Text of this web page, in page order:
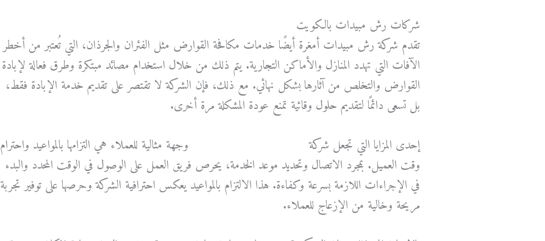
شركات رش مبيدات بالكويت
تقدم شركة رش مبيدات أمغرة أيضًا خدمات مكافحة القوارض مثل الفئران والجرذان، التي تُعتبر من أخطر
الآفات التي تهدد المنازل والأماكن التجارية. يتم ذلك من خلال استخدام مصائد مبتكرة وطرق فعالة لإبادة
القوارض والتخلص من آثارها بشكل نهائي. مع ذلك، فإن الشركة لا تقتصر على تقديم خدمة الإبادة فقط،
بل تسعى دائمًا لتقديم حلول وقائية تمنع عودة المشكلة مرة أخرى.
إحدى المزايا التي تجعل شركة
وجهة مثالية للعملاء هي التزامها بالمواعيد واحترام
وقت العميل. بمجرد الاتصال وتحديد موعد الخدمة، يحرص فريق العمل على الوصول في الوقت المحدد والبدء
في الإجراءات اللازمة بسرعة وكفاءة. هذا الالتزام بالمواعيد يعكس احترافية الشركة وحرصها على توفير تجربة
مريحة وخالية من الإزعاج للعملاء.